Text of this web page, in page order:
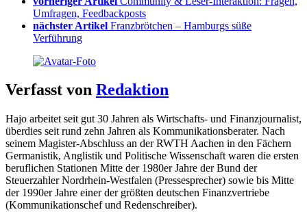
Umfragen, Feedbackposts
nächster Artikel Franzbrötchen – Hamburgs süße
Verführung
Verfasst von Redaktion
Hajo arbeitet seit gut 30 Jahren als Wirtschafts- und Finanzjournalist,
überdies seit rund zehn Jahren als Kommunikationsberater. Nach
seinem Magister-Abschluss an der RWTH Aachen in den Fächern
Germanistik, Anglistik und Politische Wissenschaft waren die ersten
beruflichen Stationen Mitte der 1980er Jahre der Bund der
Steuerzahler Nordrhein-Westfalen (Pressesprecher) sowie bis Mitte
der 1990er Jahre einer der größten deutschen Finanzvertriebe
(Kommunikationschef und Redenschreiber).